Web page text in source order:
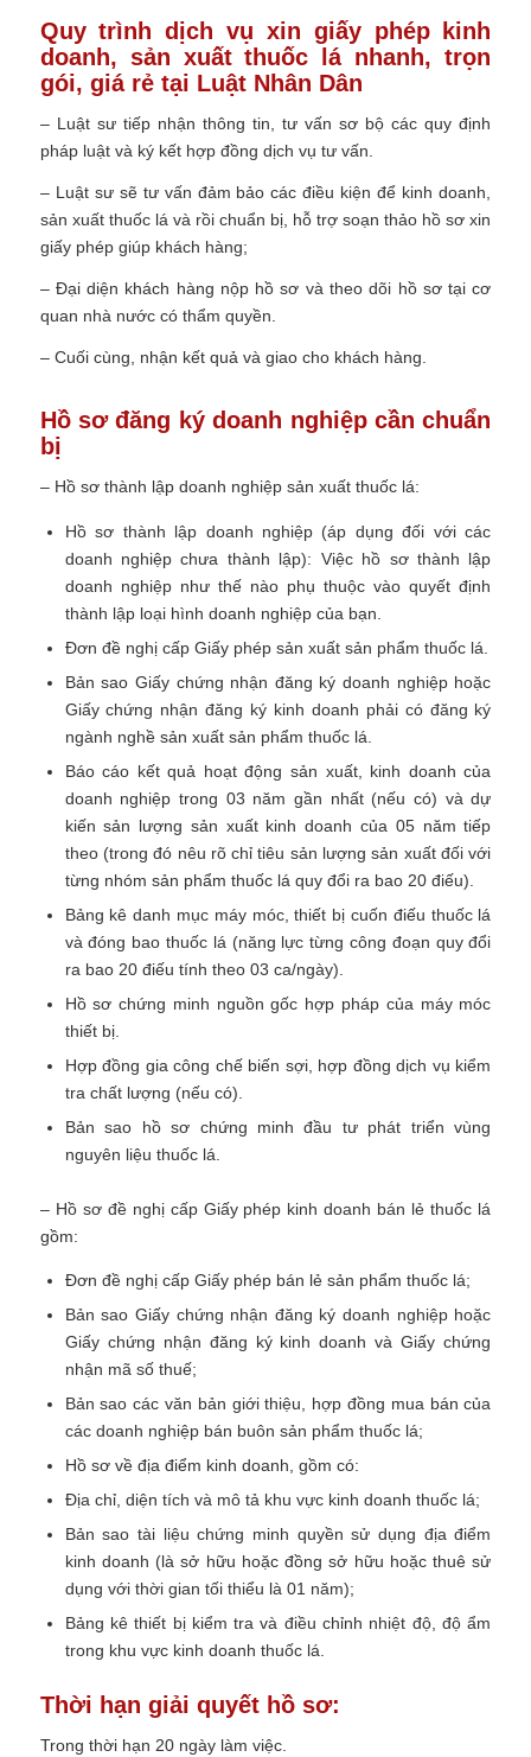
Quy trình dịch vụ xin giấy phép kinh
doanh, sản xuất thuốc lá nhanh, trọn
gói, giá rẻ tại Luật Nhân Dân
– Luật sư tiếp nhận thông tin, tư vấn sơ bộ các quy định
pháp luật và ký kết hợp đồng dịch vụ tư vấn.
– Luật sư sẽ tư vấn đảm bảo các điều kiện để kinh doanh,
sản xuất thuốc lá và rồi chuẩn bị, hỗ trợ soạn thảo hồ sơ xin
giấy phép giúp khách hàng;
– Đại diện khách hàng nộp hồ sơ và theo dõi hồ sơ tại cơ
quan nhà nước có thẩm quyền.
– Cuối cùng, nhận kết quả và giao cho khách hàng.
Hồ sơ đăng ký doanh nghiệp cần chuẩn
bị
– Hồ sơ thành lập doanh nghiệp sản xuất thuốc lá:
Hồ sơ thành lập doanh nghiệp (áp dụng đối với các
doanh nghiệp chưa thành lập): Việc hồ sơ thành lập
doanh nghiệp như thế nào phụ thuộc vào quyết định
thành lập loại hình doanh nghiệp của bạn.
Đơn đề nghị cấp Giấy phép sản xuất sản phẩm thuốc lá.
Bản sao Giấy chứng nhận đăng ký doanh nghiệp hoặc
Giấy chứng nhận đăng ký kinh doanh phải có đăng ký
ngành nghề sản xuất sản phẩm thuốc lá.
Báo cáo kết quả hoạt động sản xuất, kinh doanh của
doanh nghiệp trong 03 năm gần nhất (nếu có) và dự
kiến sản lượng sản xuất kinh doanh của 05 năm tiếp
theo (trong đó nêu rõ chỉ tiêu sản lượng sản xuất đối với
từng nhóm sản phẩm thuốc lá quy đổi ra bao 20 điếu).
Bảng kê danh mục máy móc, thiết bị cuốn điếu thuốc lá
và đóng bao thuốc lá (năng lực từng công đoạn quy đổi
ra bao 20 điếu tính theo 03 ca/ngày).
Hồ sơ chứng minh nguồn gốc hợp pháp của máy móc
thiết bị.
Hợp đồng gia công chế biến sợi, hợp đồng dịch vụ kiểm
tra chất lượng (nếu có).
Bản sao hồ sơ chứng minh đầu tư phát triển vùng
nguyên liệu thuốc lá.
– Hồ sơ đề nghị cấp Giấy phép kinh doanh bán lẻ thuốc lá
gồm:
Đơn đề nghị cấp Giấy phép bán lẻ sản phẩm thuốc lá;
Bản sao Giấy chứng nhận đăng ký doanh nghiệp hoặc
Giấy chứng nhận đăng ký kinh doanh và Giấy chứng
nhận mã số thuế;
Bản sao các văn bản giới thiệu, hợp đồng mua bán của
các doanh nghiệp bán buôn sản phẩm thuốc lá;
Hồ sơ về địa điểm kinh doanh, gồm có:
Địa chỉ, diện tích và mô tả khu vực kinh doanh thuốc lá;
Bản sao tài liệu chứng minh quyền sử dụng địa điểm
kinh doanh (là sở hữu hoặc đồng sở hữu hoặc thuê sử
dụng với thời gian tối thiểu là 01 năm);
Bảng kê thiết bị kiểm tra và điều chỉnh nhiệt độ, độ ẩm
trong khu vực kinh doanh thuốc lá.
Thời hạn giải quyết hồ sơ:
Trong thời hạn 20 ngày làm việc.